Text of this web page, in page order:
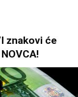
znakovi će